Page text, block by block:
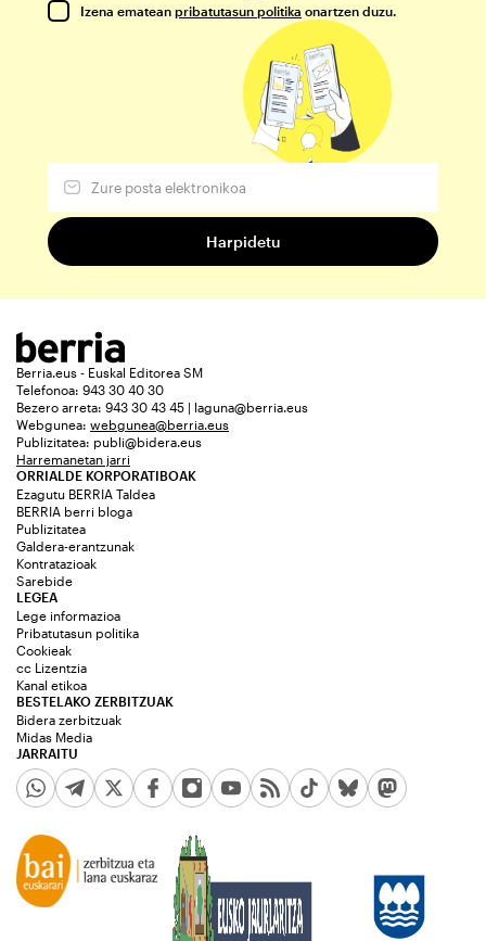
Izena ematean pribatutasun politika onartzen duzu.
Berria.eus - Euskal Editorea SM
Telefonoa: 943 30 40 30
Bezero arreta: 943 30 43 45 | laguna@berria.eus
Webgunea: webgunea@berria.eus
Publizitatea: publi@bidera.eus
Harremanetan jarri
ORRIALDE KORPORATIBOAK
Ezagutu BERRIA Taldea
BERRIA berri bloga
Publizitatea
Galdera-erantzunak
Kontratazioak
Sarebide
JARRAITU
LEGEA
Lege informazioa
Pribatutasun politika
Cookieak
cc Lizentzia
Kanal etikoa
BESTELAKO ZERBITZUAK
Bidera zerbitzuak
Midas Media